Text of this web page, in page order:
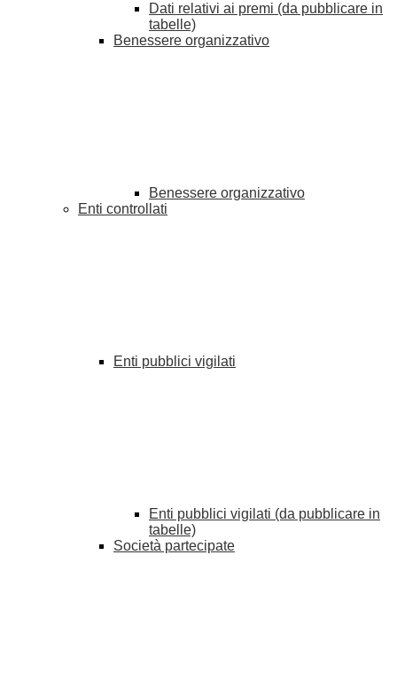
Dati relativi ai premi (da pubblicare in
tabelle)
Benessere organizzativo
Benessere organizzativo
Enti controllati
Enti pubblici vigilati
Enti pubblici vigilati (da pubblicare in
tabelle)
Società partecipate